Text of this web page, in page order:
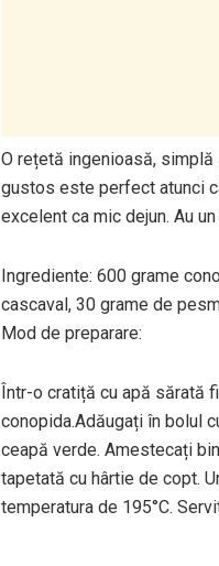
O rețetă ingenioasă,
gustos este perfect atunci
excelent ca mic dejun. Au
Ingrediente: 600 grame
cascaval, 30 grame de
Mod de preparare:
Într-o cratiță cu apă sărată
conopida.Adăugați în bolul
ceapă verde. Amestecați
tapetată cu hârtie de copt.
temperatura de 195°C.